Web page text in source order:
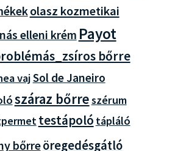
olasz kozmetikai
elleni krém Payot
bőrre
vajSol de Janeiro
száraz bőrreszérum
testápoló tápláló
bőrreöregedésgátló